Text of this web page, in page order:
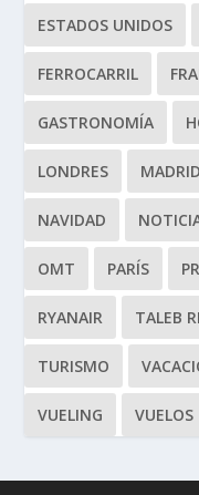
ESTADOS UNIDOS
FERROCARRIL
GASTRONOMÍA
LONDRES MADRID
NAVIDAD
OMT PARÍS
RYANAIR TALEB
TURISMO
VUELING VUELOS